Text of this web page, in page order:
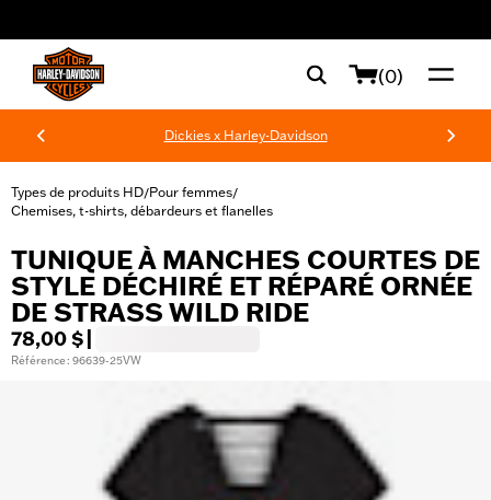
(0)
Dickies x Harley-Davidson
Types de produits HD/Pour femmes/
Chemises, t-shirts, débardeurs et flanelles
TUNIQUE À MANCHES COURTES DE
STYLE DÉCHIRÉ ET RÉPARÉ ORNÉE
DE STRASS WILD RIDE
78,00 $
Référence : 96639-25VW